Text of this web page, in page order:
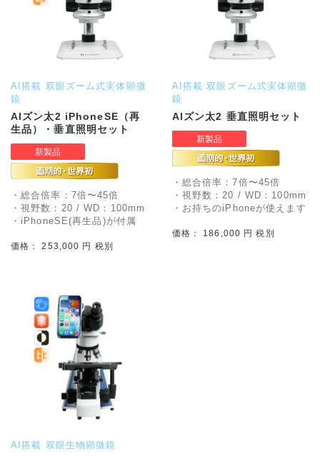
AI搭載 双眼ズーム式実体顕微
鏡
AIズン太2 iPhoneSE（再
生品）・垂直照明セット
・総合倍率：7倍〜45倍
・視野数：20 / WD：100mm
・iPhoneSE(再生品)が付属
価格： 253,000 円 税別
AI搭載 双眼ズーム式実体顕微
鏡
AIズン太2 垂直照明セット
・総合倍率：7倍〜45倍
・視野数：20 / WD：100mm
・お持ちのiPhoneが使えます
価格： 186,000 円 税別
AI搭載 双眼生物顕微鏡